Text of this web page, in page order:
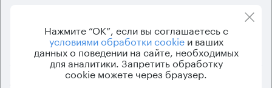
Каталог бизнес-центров О компании
Вакансии
Контакты
© 2026 Fortex.Group. ООО «АРЕНДА ОФИСА», ОГРН 1177746948686,
Нажмите “ОК”, если вы соглашаетесь с
условиями обработки cookieи ваших
данных о поведении на сайте, необходимых
для аналитики. Запретить обработку
cookie можете через браузер.